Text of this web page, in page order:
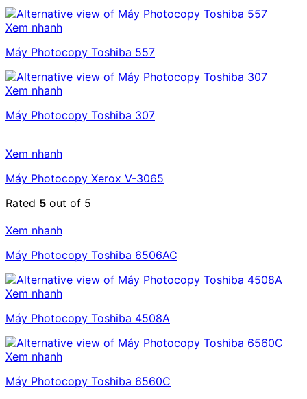
Xem nhanh
Máy Photocopy Toshiba 557
Xem nhanh
Máy Photocopy Toshiba 307
Xem nhanh
Máy Photocopy Xerox V-3065
Rated 5 out of 5
Xem nhanh
Máy Photocopy Toshiba 6506AC
Xem nhanh
Máy Photocopy Toshiba 4508A
Xem nhanh
Máy Photocopy Toshiba 6560C